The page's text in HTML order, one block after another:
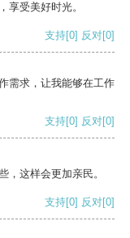
享受美好时光。
支持[0] 反对[0]
需求，让我能够在工作
支持[0] 反对[0]
，这样会更加亲民。
支持[0] 反对[0]